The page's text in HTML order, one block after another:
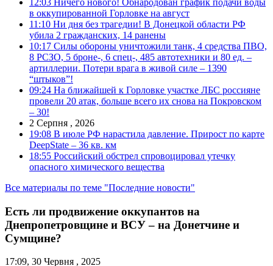
в оккупированной Горловке на август
11:10 Ни дня без трагедии! В Донецкой области РФ
убила 2 гражданских, 14 ранены
10:17 Силы обороны уничтожили танк, 4 средства ПВО,
8 РСЗО, 5 броне-, 6 спец-, 485 автотехники и 80 ед. –
артиллерии. Потери врага в живой силе – 1390
“штыков”!
09:24 На ближайшей к Горловке участке ЛБС россияне
провели 20 атак, больше всего их снова на Покровском
– 30!
2 Серпня , 2026
19:08 В июле РФ нарастила давление. Прирост по карте
DeepState – 36 кв. км
18:55 Российский обстрел спровоцировал утечку
опасного химического вещества
Все материалы по теме "Последние новости"
Есть ли продвижение оккупантов на
Днепропетровщине и ВСУ – на Донетчине и
Сумщине?
17:09, 30 Червня , 2025